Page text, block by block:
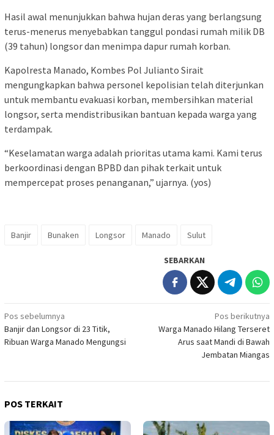
Hasil awal menunjukkan bahwa hujan deras yang berlangsung
terus-menerus menyebabkan tanggul pondasi rumah milik DB
(39 tahun) longsor dan menimpa dapur rumah korban.
Kapolresta Manado, Kombes Pol Julianto Sirait
mengungkapkan bahwa personel kepolisian telah diterjunkan
untuk membantu evakuasi korban, membersihkan material
longsor, serta mendistribusikan bantuan kepada warga yang
terdampak.
“Keselamatan warga adalah prioritas utama kami. Kami terus
berkoordinasi dengan BPBD dan pihak terkait untuk
mempercepat proses penanganan,” ujarnya. (yos)
Banjir Bunaken Longsor Manado Sulut
SEBARKAN
Navigasi
pos
Pos sebelumnya
Banjir dan Longsor di 23 Titik,
Ribuan Warga Manado Mengungsi
Pos berikutnya
Warga Manado Hilang Terseret
Arus saat Mandi di Bawah
Jembatan Miangas
POS TERKAIT